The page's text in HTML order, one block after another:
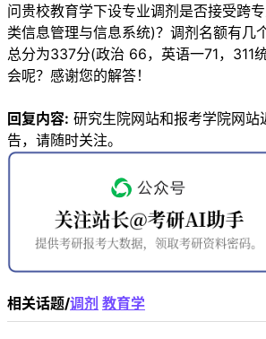
问贵校教育学下设专业调剂是否接受跨
类信息管理与信息系统)？调剂名额有几
总分为337分(政治 66，英语一71，311
会呢？感谢您的解答！
回复内容: 研究生院网站和报考学院网站
告，请随时关注。
相关话题/调剂 教育学